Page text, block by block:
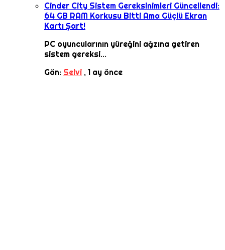
Cinder City Sistem Gereksinimleri Güncellendi:
64 GB RAM Korkusu Bitti Ama Güçlü Ekran
Kartı Şart!
PC oyuncularının yüreğini ağzına getiren
sistem gereksi...
Gön: Selvi , 1 ay önce